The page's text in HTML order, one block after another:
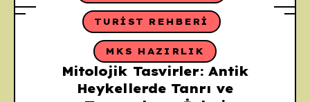
TURIST REHBERI
MKS HAZIRLIK
Mitolojik Tasvirler: Antik
Heykellerde Tanrı ve